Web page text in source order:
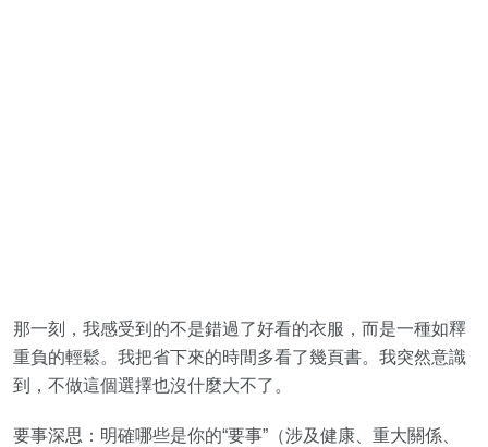
那一刻，我感受到的不是錯過了好看的衣服，而是一種如釋
重負的輕鬆。我把省下來的時間多看了幾頁書。我突然意識
到，不做這個選擇也沒什麼大不了。
要事深思：明確哪些是你的“要事”（涉及健康、重大關係、